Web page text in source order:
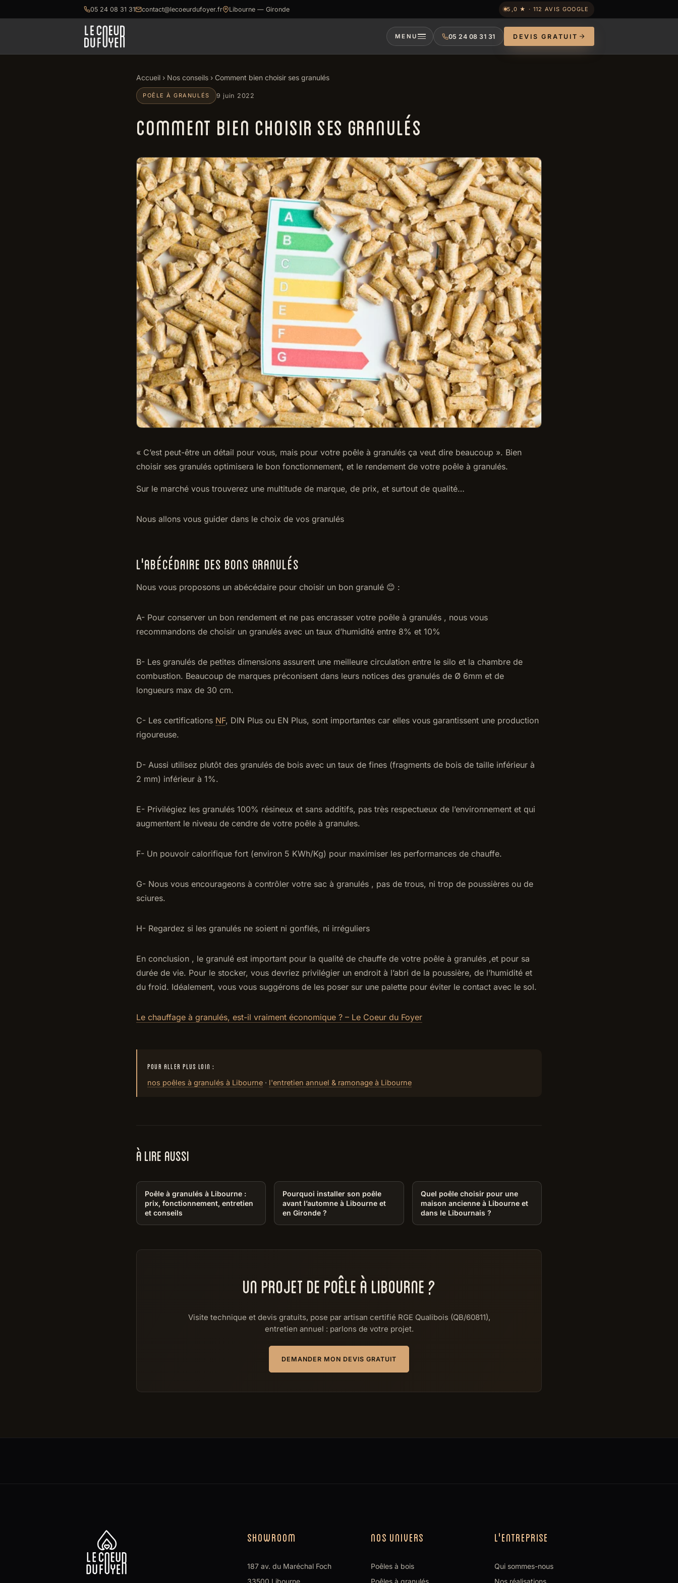
05 24 08 31 31 contact@lecoeurdufoyer.fr Libourne — Gironde 5,0 ★ · 112 AVIS GOOGLE
MENU 05 24 08 31 31 DEVIS GRATUIT
Accueil › Nos conseils › Comment bien choisir ses granulés
POÊLE À GRANULÉS 9 juin 2022
COMMENT BIEN CHOISIR SES GRANULÉS
« C’est peut-être un détail pour vous, mais pour votre poêle à granulés ça veut dire beaucoup ». Bien
choisir ses granulés optimisera le bon fonctionnement, et le rendement de votre poêle à granulés.
Sur le marché vous trouverez une multitude de marque, de prix, et surtout de qualité…
Nous allons vous guider dans le choix de vos granulés
L'ABÉCÉDAIRE DES BONS GRANULÉS
Nous vous proposons un abécédaire pour choisir un bon granulé 😊 :
A- Pour conserver un bon rendement et ne pas encrasser votre poêle à granulés , nous vous
recommandons de choisir un granulés avec un taux d’humidité entre 8% et 10%
B- Les granulés de petites dimensions assurent une meilleure circulation entre le silo et la chambre de
combustion. Beaucoup de marques préconisent dans leurs notices des granulés de Ø 6mm et de
longueurs max de 30 cm.
C- Les certifications NF, DIN Plus ou EN Plus, sont importantes car elles vous garantissent une production
rigoureuse.
D- Aussi utilisez plutôt des granulés de bois avec un taux de fines (fragments de bois de taille inférieur à
2 mm) inférieur à 1%.
E- Privilégiez les granulés 100% résineux et sans additifs, pas très respectueux de l’environnement et qui
augmentent le niveau de cendre de votre poêle à granules.
F- Un pouvoir calorifique fort (environ 5 KWh/Kg) pour maximiser les performances de chauffe.
G- Nous vous encourageons à contrôler votre sac à granulés , pas de trous, ni trop de poussières ou de
sciures.
H- Regardez si les granulés ne soient ni gonflés, ni irréguliers
En conclusion , le granulé est important pour la qualité de chauffe de votre poêle à granulés ,et pour sa
durée de vie. Pour le stocker, vous devriez privilégier un endroit à l’abri de la poussière, de l’humidité et
du froid. Idéalement, vous vous suggérons de les poser sur une palette pour éviter le contact avec le sol.
Le chauffage à granulés, est-il vraiment économique ? – Le Coeur du Foyer
POUR ALLER PLUS LOIN :
nos poêles à granulés à Libourne · l'entretien annuel & ramonage à Libourne
À LIRE AUSSI
Poêle à granulés à Libourne :
prix, fonctionnement, entretien
et conseils
Pourquoi installer son poêle
avant l’automne à Libourne et
en Gironde ?
Quel poêle choisir pour une
maison ancienne à Libourne et
dans le Libournais ?
UN PROJET DE POÊLE À LIBOURNE ?
Visite technique et devis gratuits, pose par artisan certifié RGE Qualibois (QB/60811),
entretien annuel : parlons de votre projet.
DEMANDER MON DEVIS GRATUIT
SHOWROOM
187 av. du Maréchal Foch
33500 Libourne
NOS UNIVERS
Poêles à bois
Poêles à granulés
L'ENTREPRISE
Qui sommes-nous
Nos réalisations